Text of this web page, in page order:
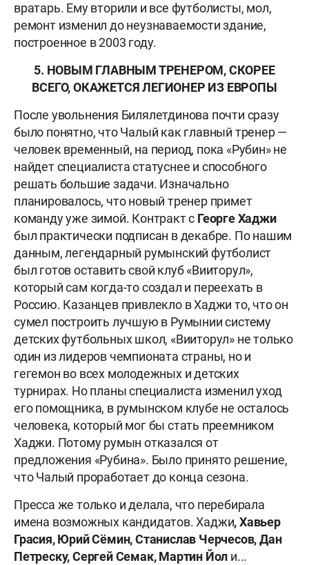
вратарь. Ему вторили и все футболисты, мол,
ремонт изменил до неузнаваемости здание,
построенное в 2003 году.
5. НОВЫМ ГЛАВНЫМ ТРЕНЕРОМ, СКОРЕЕ
ВСЕГО, ОКАЖЕТСЯ ЛЕГИОНЕР ИЗ ЕВРОПЫ
После увольнения Билялетдинова почти сразу
было понятно, что Чалый как главный тренер —
человек временный, на период, пока «Рубин» не
найдет специалиста статуснее и способного
решать большие задачи. Изначально
планировалось, что новый тренер примет
команду уже зимой. Контракт с Георге Хаджи
был практически подписан в декабре. По нашим
данным, легендарный румынский футболист
был готов оставить свой клуб «Вииторул»,
который сам когда-то создал и переехать в
Россию. Казанцев привлекло в Хаджи то, что он
сумел построить лучшую в Румынии систему
детских футбольных школ, «Вииторул» не только
один из лидеров чемпионата страны, но и
гегемон во всех молодежных и детских
турнирах. Но планы специалиста изменил уход
его помощника, в румынском клубе не осталось
человека, который мог бы стать преемником
Хаджи. Потому румын отказался от
предложения «Рубина». Было принято решение,
чтоЧалый проработает до конца сезона.
Пресса же только и делала, что перебирала
имена возможных кандидатов. Хаджи, Хавьер
Грасия, Юрий Сёмин, Станислав Черчесов, Дан
Петреску, Сергей Семак, Мартин Йол и...